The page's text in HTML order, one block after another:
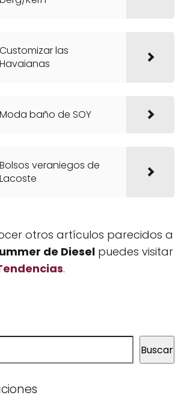
Customizar las
Havaianas
Moda baño de SOY
Bolsos veraniegos de
Lacoste
otros artículos parecidos a
de Diesel puedes visitar
.
Buscar